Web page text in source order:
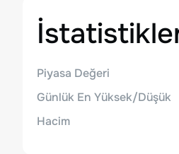
Piyasa Değeri
Günlük En Yüksek/Düşük
Hacim